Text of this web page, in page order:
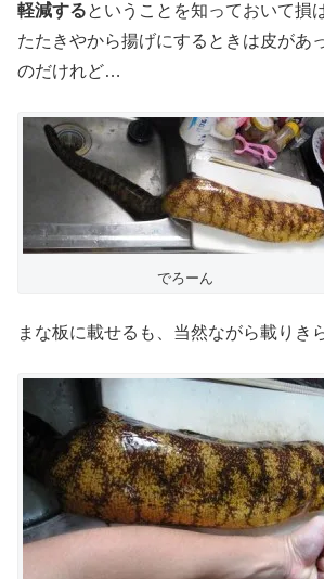
軽減するということを知っておいて損
たたきやから揚げにするときは皮があ
のだけれど…
でろーん
まな板に載せるも、当然ながら載りき